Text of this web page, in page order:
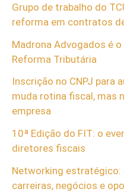
Grupo de trabalho do
reforma em contratos
Madrona Advogados é
Reforma Tributária
Inscrição no CNPJ para
muda rotina fiscal, mas
empresa
10ª Edição do FIT: o
diretores fiscais
Networking estratégico:
carreiras, negócios e